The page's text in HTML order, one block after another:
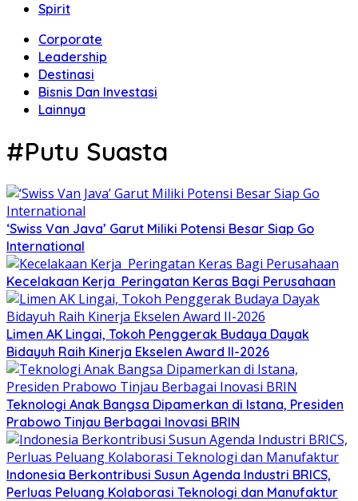
Spirit
Corporate
Leadership
Destinasi
Bisnis Dan Investasi
Lainnya
#Putu Suasta
‘Swiss Van Java’ Garut Miliki Potensi Besar Siap Go
International
Kecelakaan Kerja Peringatan Keras Bagi Perusahaan
Limen AK Lingai, Tokoh Penggerak Budaya Dayak
Bidayuh Raih Kinerja Ekselen Award II-2026
Teknologi Anak Bangsa Dipamerkan di Istana, Presiden
Prabowo Tinjau Berbagai Inovasi BRIN
Indonesia Berkontribusi Susun Agenda Industri BRICS,
Perluas Peluang Kolaborasi Teknologi dan Manufaktur